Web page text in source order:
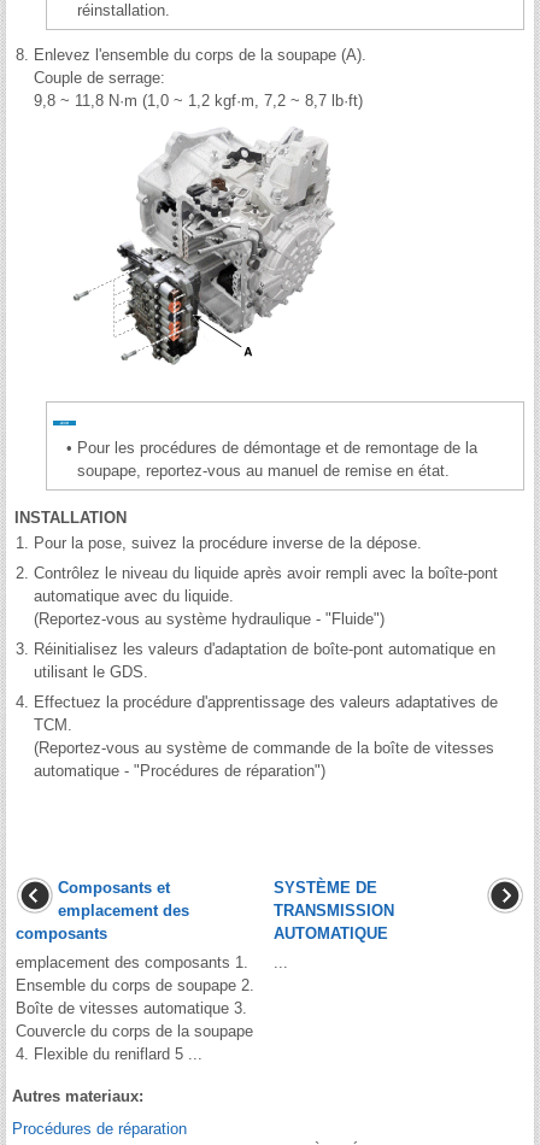
réinstallation.
8. Enlevez l'ensemble du corps de la soupape (A).
Couple de serrage:
9,8 ~ 11,8 N·m (1,0 ~ 1,2 kgf·m, 7,2 ~ 8,7 lb·ft)
• Pour les procédures de démontage et de remontage de la
soupape, reportez-vous au manuel de remise en état.
INSTALLATION
1. Pour la pose, suivez la procédure inverse de la dépose.
2. Contrôlez le niveau du liquide après avoir rempli avec la boîte-pont
automatique avec du liquide.
(Reportez-vous au système hydraulique - "Fluide")
3. Réinitialisez les valeurs d'adaptation de boîte-pont automatique en
utilisant le GDS.
4. Effectuez la procédure d'apprentissage des valeurs adaptatives de
TCM.
(Reportez-vous au système de commande de la boîte de vitesses
automatique - "Procédures de réparation")
Composants et
emplacement des
composants
emplacement des composants 1.
Ensemble du corps de soupape 2.
Boîte de vitesses automatique 3.
Couvercle du corps de la soupape
4. Flexible du reniflard 5 ...
SYSTÈME DE
TRANSMISSION
AUTOMATIQUE
...
Autres materiaux:
Procédures de réparation